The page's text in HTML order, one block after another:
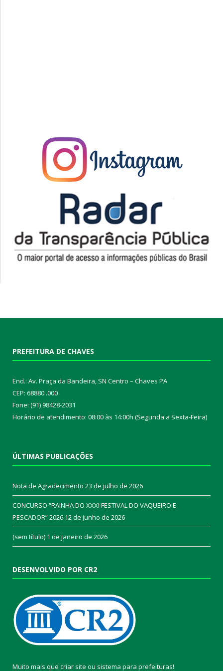
PREFEITURA DE CHAVES
End.: Av. Praça da Bandeira, SN Centro – Chaves PA
CEP: 68880 .000
Fone: (91) 98428-2031
Horário de atendimento: 08:00 às 14:00h (Segunda a Sexta-Feira)
ÚLTIMAS PUBLICAÇÕES
Nota de Agradecimento 23 de julho de 2026
CONCURSO “RAINHA DO XXXI FESTIVAL DO VAQUEIRO E
PESCADOR” 2026 12 de junho de 2026
(sem título) 1 de janeiro de 2026
DESENVOLVIDO POR CR2
Muito mais que criar site ou sistema para prefeituras!